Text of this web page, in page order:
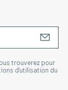
trouverez pour
d'utilisation du